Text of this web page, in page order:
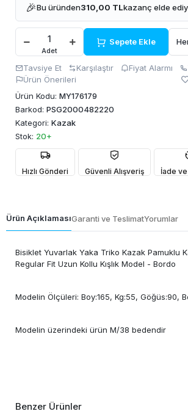
🎉Bu üründen310,00 TLkazanç elde
Adet
Sepete Ekle
Tavsiye Et Karşılaştır Fiyat Alarmı
Ürün Önerileri
Ürün Kodu: MY176179
Barkod: PSG2000482220
Kategori: Kazak
Stok: 20+
Hızlı Gönderi Güvenli Alışveriş İade
Ürün AçıklamasıGaranti ve TeslimatYorumlar
Bisiklet Yuvarlak Yaka Triko Kazak Pamuklu
Regular Fit Uzun Kollu Kışlık Model - Bordo
Modelin Ölçüleri: Boy:165, Kg:55, Göğüs:90,
Modelin üzerindeki ürün M/38 bedendir
Benzer Ürünler